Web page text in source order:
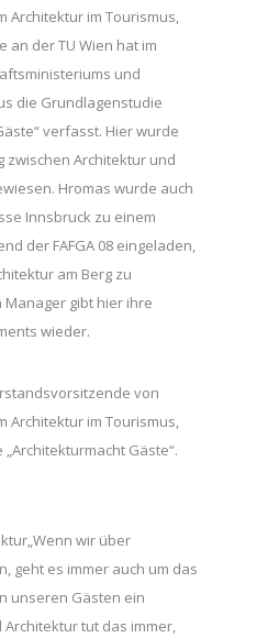
Architektur im Tourismus,
an der TU Wien hat im
und
die Grundlagenstudie
verfasst. Hier wurde
zwischen Architektur und
Hromas wurde auch
Innsbruck zu einem
der FAFGA 08 eingeladen,
am Berg zu
gibt hier ihre
wieder.
von
Architektur im Tourismus,
Gäste“.
wir über
geht es immer auch um das
unseren Gästen ein
Architektur tut das immer,